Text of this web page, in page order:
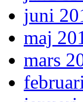
juni
maj
mars